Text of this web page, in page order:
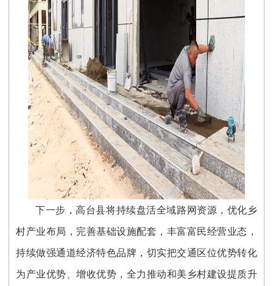
下一步，高台县将持续盘活全域路网资源，优化乡
村产业布局，完善基础设施配套，丰富富民经营业态，
持续做强通道经济特色品牌，切实把交通区位优势转化
为产业优势、增收优势，全力推动和美乡村建设提质升